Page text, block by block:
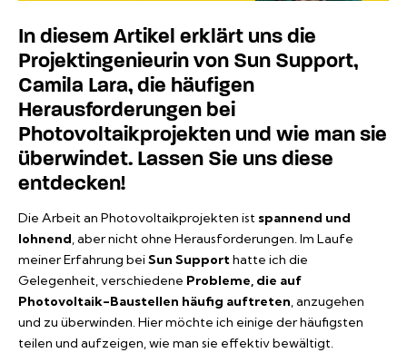
In diesem Artikel erklärt uns die
Projektingenieurin von Sun Support,
Camila Lara, die häufigen
Herausforderungen bei
Photovoltaikprojekten und wie man sie
überwindet. Lassen Sie uns diese
entdecken!
Die Arbeit an Photovoltaikprojekten ist spannend und
lohnend, aber nicht ohne Herausforderungen. Im Laufe
meiner Erfahrung beiSun Supporthatte ich die
Gelegenheit, verschiedene Probleme, die auf
Photovoltaik-Baustellen häufig auftreten, anzugehen
und zu überwinden. Hier möchte ich einige der häufigsten
teilen und aufzeigen, wie man sie effektiv bewältigt.